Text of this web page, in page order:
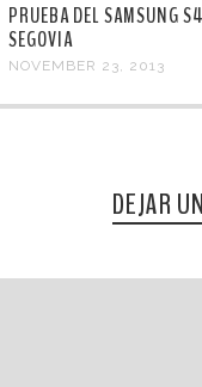
PRUEBA DEL SAMSUNG
SEGOVIA
NOVEMBER 23, 2013
DEJAR